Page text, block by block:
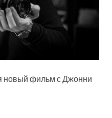
новый фильм с Джонни